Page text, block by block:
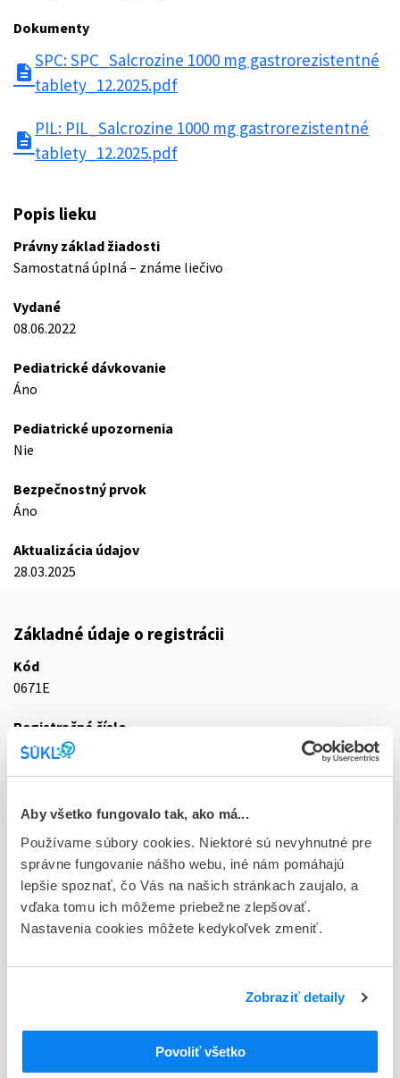
Aby všetko fungovalo tak, ako má...
Používame súbory cookies. Niektoré sú nevyhnutné pre
správne fungovanie nášho webu, iné nám pomáhajú
lepšie spoznať, čo Vás na našich stránkach zaujalo, a
vďaka tomu ich môžeme priebežne zlepšovať.
Nastavenia cookies môžete kedykoľvek zmeniť.
Zobraziť detaily
Povoliť všetko
Dokumenty
description
SPC: SPC_Salcrozine 1000 mg gastrorezistentné
tablety_12.2025.pdf
description
PIL: PIL_Salcrozine 1000 mg gastrorezistentné
tablety_12.2025.pdf
Popis lieku
Právny základ žiadosti
Samostatná úplná – známe liečivo
Vydané
08.06.2022
Pediatrické dávkovanie
Áno
Pediatrické upozornenia
Nie
Bezpečnostný prvok
Áno
Aktualizácia údajov
28.03.2025
Základné údaje o registrácii
Kód
0671E
Registračné číslo
29/0125/22-S
tbl ent 60x1000 mg (blis.PVC/PVDC/Al)
Stav
D - Registrácia bez obmedzenia platnosti
Typ registračnej procedúry
Vzájomné uznávanie (mutual recognition proc.)
Držiteľ, krajina
VIVAX Pharmaceuticals, s.r.o, Slovensko
Indikačná skupina
29 - ANTIRHEUMATICA, ANTIPHLOGISTICA, ANTIURATICA